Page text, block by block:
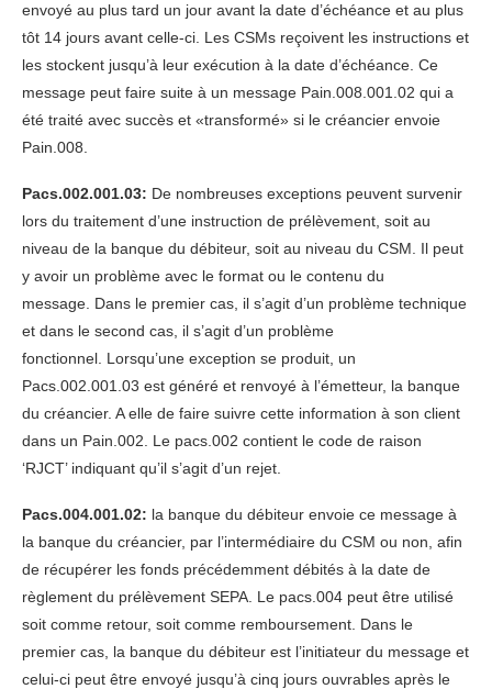
envoyé au plus tard un jour avant la date d’échéance et au plus
tôt 14 jours avant celle-ci. Les CSMs reçoivent les instructions et
les stockent jusqu’à leur exécution à la date d’échéance. Ce
message peut faire suite à un message Pain.008.001.02 qui a
été traité avec succès et «transformé» si le créancier envoie
Pain.008.
Pacs.002.001.03: De nombreuses exceptions peuvent survenir
lors du traitement d’une instruction de prélèvement, soit au
niveau de la banque du débiteur, soit au niveau du CSM. Il peut
y avoir un problème avec le format ou le contenu du
message. Dans le premier cas, il s’agit d’un problème technique
et dans le second cas, il s’agit d’un problème
fonctionnel. Lorsqu’une exception se produit, un
Pacs.002.001.03 est généré et renvoyé à l’émetteur, la banque
du créancier. A elle de faire suivre cette information à son client
dans un Pain.002. Le pacs.002 contient le code de raison
‘RJCT’ indiquant qu’il s’agit d’un rejet.
Pacs.004.001.02: la banque du débiteur envoie ce message à
la banque du créancier, par l’intermédiaire du CSM ou non, afin
de récupérer les fonds précédemment débités à la date de
règlement du prélèvement SEPA. Le pacs.004 peut être utilisé
soit comme retour, soit comme remboursement. Dans le
premier cas, la banque du débiteur est l’initiateur du message et
celui-ci peut être envoyé jusqu’à cinq jours ouvrables après le